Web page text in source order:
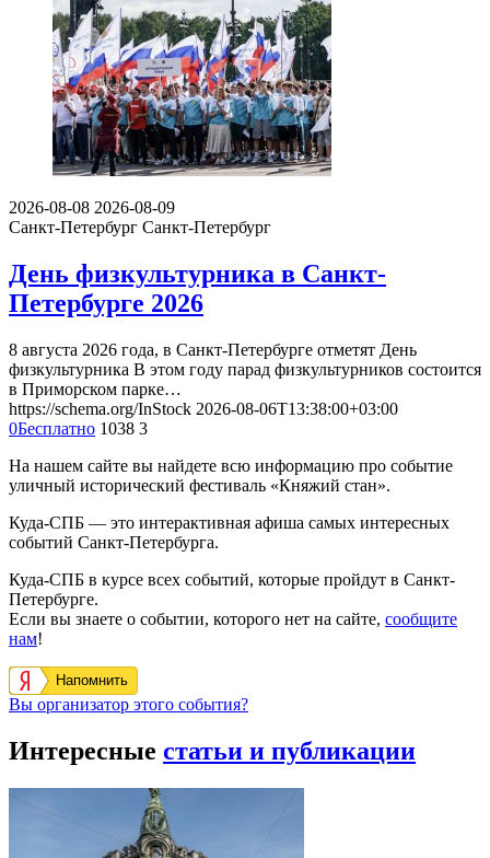
2026-08-08 2026-08-09
Санкт-Петербург Санкт-Петербург
День физкультурника в Санкт-
Петербурге 2026
8 августа 2026 года, в Санкт-Петербурге отметят День
физкультурника В этом году парад физкультурников состоится
в Приморском парке…
https://schema.org/InStock 2026-08-06T13:38:00+03:00
0Бесплатно 1038 3
На нашем сайте вы найдете всю информацию про событие
уличный исторический фестиваль «Княжий стан».
Куда-СПБ — это интерактивная афиша самых интересных
событий Санкт-Петербурга.
Куда-СПБ в курсе всех событий, которые пройдут в Санкт-
Петербурге.
Если вы знаете о событии, которого нет на сайте, сообщите
нам!
Напомнить
Вы организатор этого события?
Интересные статьи и публикации